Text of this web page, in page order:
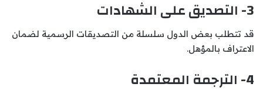
3- التصديق على الشهادات
قد تتطلب بعض الدول سلسلة من التصديقات الرسمية لضمان
الاعتراف بالمؤهل.
4- الترجمة المعتمدة